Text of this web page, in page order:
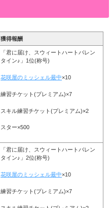
獲得報酬
「君に届け、スウィートハートバレン
タイン♪」1位(称号)
花咲屋のミッシェル最中×10
練習チケット(プレミアム)×7
スキル練習チケット(プレミアム)×2
スター×500
「君に届け、スウィートハートバレン
タイン♪」2位(称号)
花咲屋のミッシェル最中×10
練習チケット(プレミアム)×7